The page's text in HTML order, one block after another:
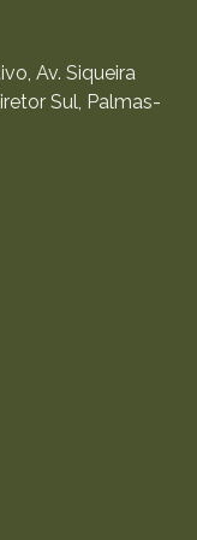
Av. Siqueira
Sul, Palmas-